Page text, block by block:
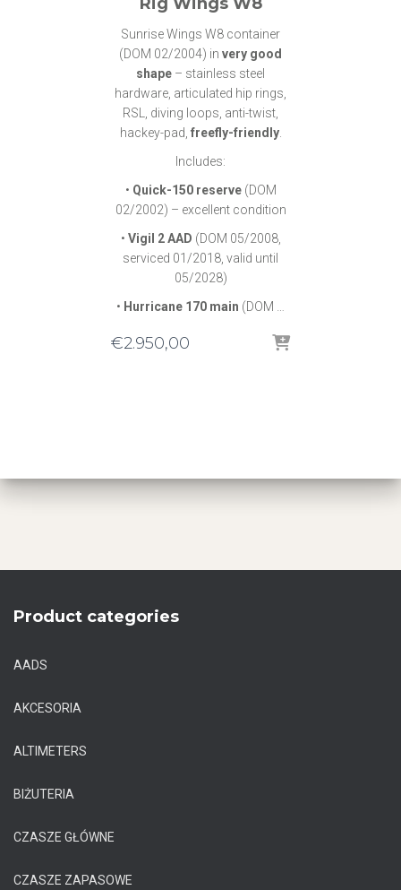
Sunrise Wings W8 container
(DOM 02/2004) in very good
shape – stainless steel
hardware, articulated hip rings,
RSL, diving loops, anti-twist,
hackey-pad, freefly-friendly.
Includes:
• Quick-150 reserve(DOM
02/2002) – excellent condition
• Vigil 2 AAD (DOM 05/2008,
serviced 01/2018, valid until
05/2028)
• Hurricane 170 main (DOM …
€2.950,00
Product categories
AADS
AKCESORIA
ALTIMETERS
BIŻUTERIA
CZASZE GŁÓWNE
CZASZE ZAPASOWE